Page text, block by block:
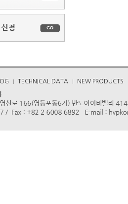
TECHNICAL DATA NEW PRODUCTS